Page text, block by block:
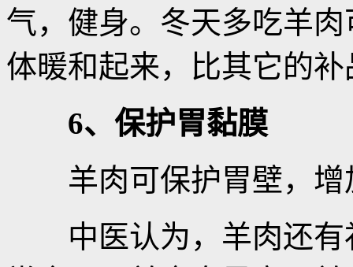
气，健身。冬天多吃羊
体暖和起来，比其它的
6、保护胃黏膜
羊肉可保护胃壁，增
中医认为，羊肉还有